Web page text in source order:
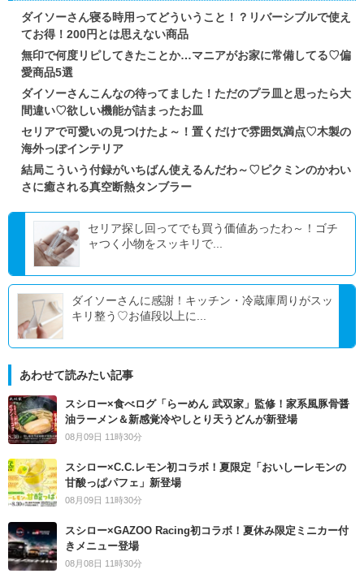
ダイソーさん寝る時用ってどういうこと！？リバーシブルで使え
てお得！200円とは思えない商品
無印で何度リピしてきたことか…マニアがお家に常備してる♡偏
愛商品5選
ダイソーさんこんなの待ってました！ただのプラ皿と思ったら大
間違い♡欲しい機能が詰まったお皿
セリアで可愛いの見つけたよ～！置くだけで雰囲気満点♡木製の
海外っぽインテリア
結局こういう付録がいちばん使えるんだわ～♡ピクミンのかわい
さに癒される真空断熱タンブラー
セリア探し回ってでも買う価値あったわ～！ゴチ
ャつく小物をスッキリで...
ダイソーさんに感謝！キッチン・冷蔵庫周りがスッ
キリ整う♡お値段以上に...
あわせて読みたい記事
スシロー×食べログ「らーめん 武双家」監修！家系風豚骨醤
油ラーメン＆新感覚冷やしとり天うどんが新登場
08月09日 11時30分
スシロー×C.C.レモン初コラボ！夏限定「おいしーレモンの
甘酸っぱパフェ」新登場
08月09日 11時30分
スシロー×GAZOO Racing初コラボ！夏休み限定ミニカー付
きメニュー登場
08月08日 11時30分